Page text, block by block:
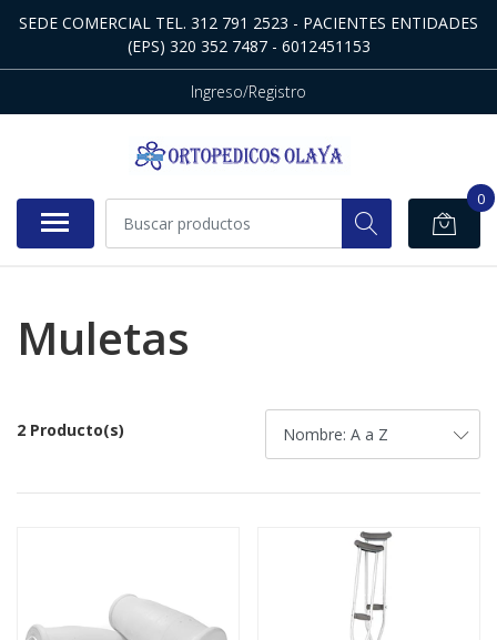
SEDE COMERCIAL TEL. 312 791 2523 - PACIENTES ENTIDADES
(EPS) 320 352 7487 - 6012451153
Ingreso/Registro
0
Muletas
2 Producto(s)